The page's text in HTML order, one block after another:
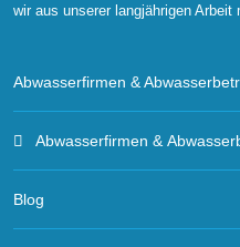
wir aus unserer langjährigen
Abwasserfirmen &
Abwasserfirmen &
Blog